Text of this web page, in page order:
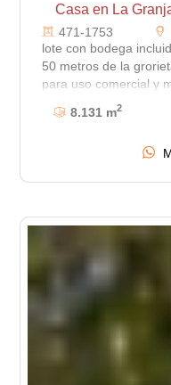
Casa en La
471-1753
lote con bodega
50 metros de la
para uso comercial y
8.131 m2